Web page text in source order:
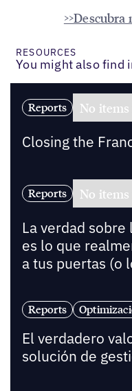
>>Descubra
RESOURCES
You might also find
Reports No
Closing the
Reports No
La verdad
es lo que
a tus puertas (o
Reports
El verdadero
solución de